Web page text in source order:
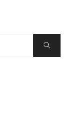
Buscar